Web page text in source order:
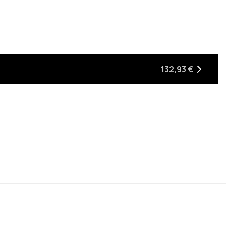
de retour en stock
132,93 €